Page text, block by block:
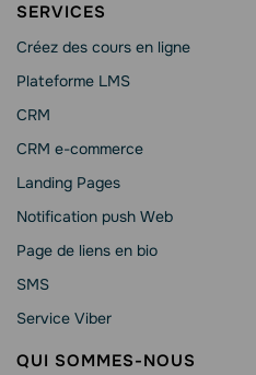
SERVICES
Créez des cours en ligne
Plateforme LMS
CRM
CRM e-commerce
Landing Pages
Notification push Web
Page de liens en bio
SMS
Service Viber
QUI SOMMES-NOUS